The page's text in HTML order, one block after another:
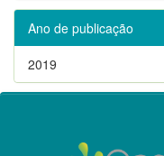
Ano de publicação
2019